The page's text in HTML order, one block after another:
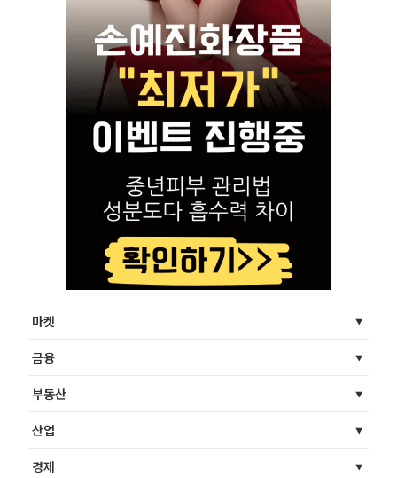
마켓
금융
부동산
산업
경제